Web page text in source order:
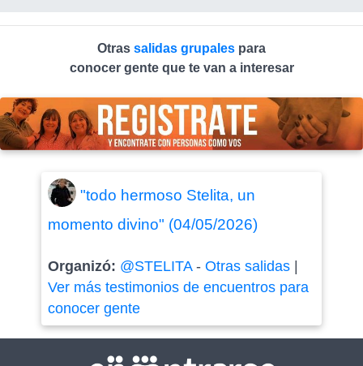
Otras salidas grupales para
conocer gente que te van a interesar
"todo hermoso Stelita, un
momento divino" (04/05/2026)
Organizó: @STELITA- Otras salidas|
Ver más testimonios de encuentros para
conocer gente